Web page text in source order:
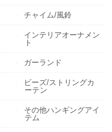
チャイム/風鈴
インテリアオーナメン
ト
ガーランド
ビーズ/ストリングカ
ーテン
その他ハンギングアイ
テム